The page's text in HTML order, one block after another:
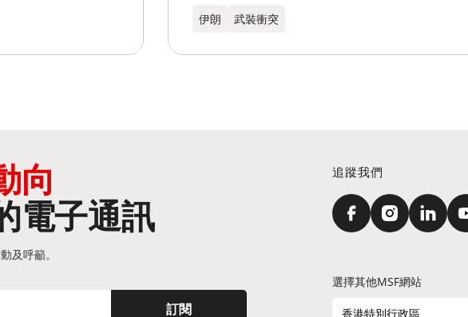
伊朗 武裝衝突
向
電子通訊
及呼籲。
訂閱
追蹤我們
選擇其他MSF網站
香港特別行政區